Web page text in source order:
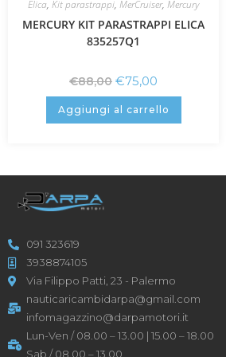
Elica, Kit parastrappi, MerCruiser, Mercury
MERCURY KIT PARASTRAPPI ELICA
835257Q1
€88,00 €75,00
Aggiungi al carrello
091 323619
3938874105
Via Filippo Patti, 23 - Palermo
nauticaricambidarpa@gmail.com
infomagazzino@darpamotori.it
Lun-Ven / 08.00 – 13.00 | 15.00 – 18.00
Sab / 08.00 – 13.00